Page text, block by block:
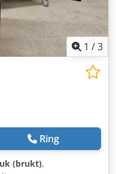
1 /3
Ring
(brukt),